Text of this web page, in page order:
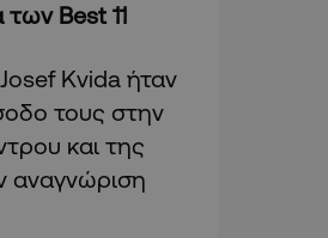
των Best 11
Kvida ήταν
τους στην
και της
αναγνώριση